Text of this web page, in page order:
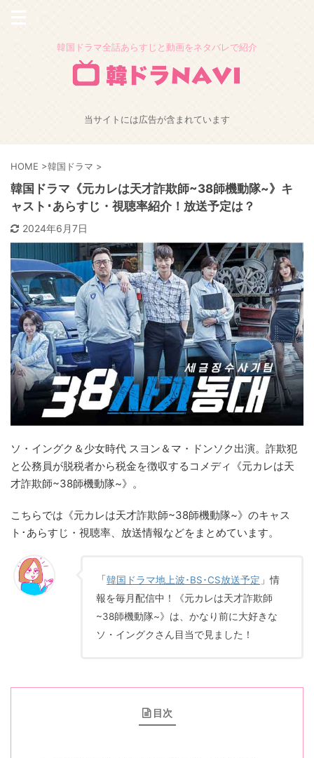
韓国ドラマ全話あらすじと動画をネタバレで紹介
当サイトには広告が含まれています
HOME >韓国ドラマ >
韓国ドラマ《元カレは天才詐欺師~38師機動隊~》キ
ャスト･あらすじ・視聴率紹介！放送予定は？
2024年6月7日
ソ・イングク＆少女時代 スヨン＆マ・ドンソク出演。詐欺犯
と公務員が脱税者から税金を徴収するコメディ《元カレは天
才詐欺師~38師機動隊~》。
こちらでは《元カレは天才詐欺師~38師機動隊~》のキャス
ト･あらすじ・視聴率、放送情報などをまとめています。
「韓国ドラマ地上波･BS･CS放送予定 」情
報を毎月配信中！《元カレは天才詐欺師
~38師機動隊~》は、かなり前に大好きな
ソ・イングクさん目当で見ました！
目次